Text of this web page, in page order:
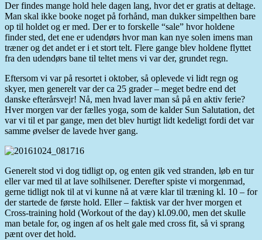
Der findes mange hold hele dagen lang, hvor det er gratis at deltage.
Man skal ikke booke noget på forhånd, man dukker simpelthen bare
op til holdet og er med. Der er to forskelle “sale” hvor holdene
finder sted, det ene er udendørs hvor man kan nye solen imens man
træner og det andet er i et stort telt. Flere gange blev holdene flyttet
fra den udendørs bane til teltet mens vi var der, grundet regn.
Eftersom vi var på resortet i oktober, så oplevede vi lidt regn og
skyer, men generelt var der ca 25 grader – meget bedre end det
danske efterårsvejr! Nå, men hvad laver man så på en aktiv ferie?
Hver morgen var der fælles yoga, som de kalder Sun Salutation, det
var vi til et par gange, men det blev hurtigt lidt kedeligt fordi det var
samme øvelser de lavede hver gang.
Generelt stod vi dog tidligt op, og enten gik ved stranden, løb en tur
eller var med til at lave solhilsener. Derefter spiste vi morgenmad,
gerne tidligt nok til at vi kunne nå at være klar til træning kl. 10 – for
der startede de første hold. Eller – faktisk var der hver morgen et
Cross-training hold (Workout of the day) kl.09.00, men det skulle
man betale for, og ingen af os helt gale med cross fit, så vi sprang
pænt over det hold.